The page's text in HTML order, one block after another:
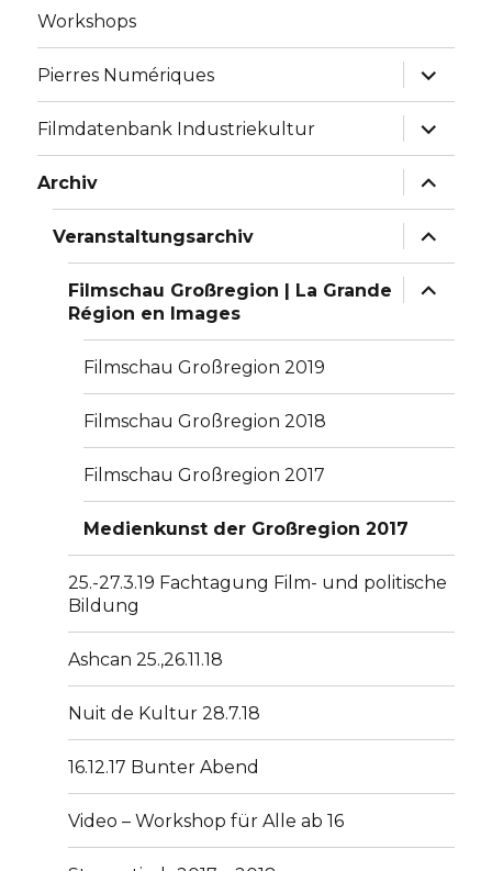
Workshops
Pierres Numériques
Filmdatenbank Industriekultur
Archiv
Veranstaltungsarchiv
Filmschau Großregion | La Grande
Région en Images
Filmschau Großregion 2019
Filmschau Großregion 2018
Filmschau Großregion 2017
Medienkunst der Großregion 2017
25.-27.3.19 Fachtagung Film- und politische
Bildung
Ashcan 25.,26.11.18
Nuit de Kultur 28.7.18
16.12.17 Bunter Abend
Video – Workshop für Alle ab 16